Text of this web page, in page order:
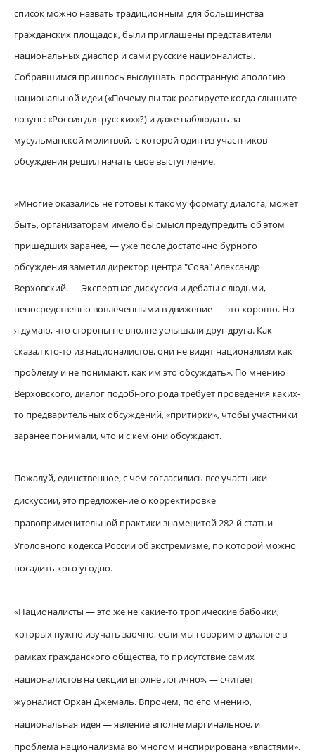
список можно назвать традиционным для большинства
гражданских площадок, были приглашены представители
национальных диаспор и сами русские националисты.
Собравшимся пришлось выслушать пространную апологию
национальной идеи («Почему вы так реагируете когда слышите
лозунг: «Россия для русских»?) и даже наблюдать за
мусульманской молитвой, с которой один из участников
обсуждения решил начать свое выступление.
«Многие оказались не готовы к такому формату диалога, может
быть, организаторам имело бы смысл предупредить об этом
пришедших заранее, — уже после достаточно бурного
обсуждения заметил директор центра "Сова" Александр
Верховский. — Экспертная дискуссия и дебаты с людьми,
непосредственно вовлеченными в движение — это хорошо. Но
я думаю, что стороны не вполне услышали друг друга. Как
сказал кто-то из националистов, они не видят национализм как
проблему и не понимают, как им это обсуждать». По мнению
Верховского, диалог подобного рода требует проведения каких-
то предварительных обсуждений, «притирки», чтобы участники
заранее понимали, что и с кем они обсуждают.
Пожалуй, единственное, с чем согласились все участники
дискуссии, это предложение о корректировке
правоприменительной практики знаменитой 282-й статьи
Уголовного кодекса России об экстремизме, по которой можно
посадить кого угодно.
«Националисты — это же не какие-то тропические бабочки,
которых нужно изучать заочно, если мы говорим о диалоге в
рамках гражданского общества, то присутствие самих
националистов на секции вполне логично», — считает
журналист Орхан Джемаль. Впрочем, по его мнению,
национальная идея — явление вполне маргинальное, и
проблема национализма во многом инспирирована «властями».